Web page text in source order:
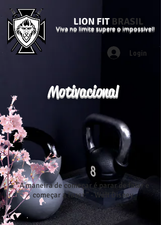
LION FIT BRASIL
Viva no limite supere o impossível!
Login
Motivacional
"A maneira de começar é parar de falar e
começar a fazer." - Walt Disney